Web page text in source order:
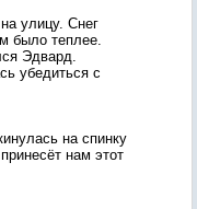
улицу. Снег
было теплее.
Эдвард.
убедиться с
на спинку
нам этот